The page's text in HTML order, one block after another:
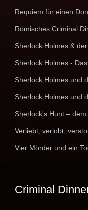
Requiem für einen Don
Römisches Criminal
Sherlock Holmes &
Sherlock Holmes -
Sherlock Holmes und
Sherlock Holmes und
Sherlock's Hunt –
Verliebt, verlobt,
Vier Mörder und ein
Criminal